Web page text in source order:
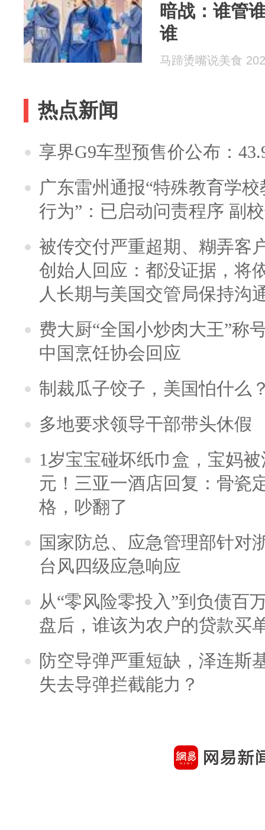
暗战：谁管
谁
马蹄烫嘴说美食
热点新闻
享界G9车型预售价公布：
广东雷州通报“特殊教育学
行为”：已启动问责程序 副
被传交付严重超期、糊弄客
创始人回应：都没证据，将
人长期与美国交管局保持沟
费大厨“全国小炒肉大王”称
中国烹饪协会回应
制裁瓜子饺子，美国怕什么
多地要求领导干部带头休假
1岁宝宝碰坏纸巾盒，宝妈
元！三亚一酒店回复：骨瓷
格，吵翻了
国家防总、应急管理部针对
台风四级应急响应
从“零风险零投入”到负债百
盘后，谁该为农户的贷款买
防空导弹严重短缺，泽连斯
失去导弹拦截能力？